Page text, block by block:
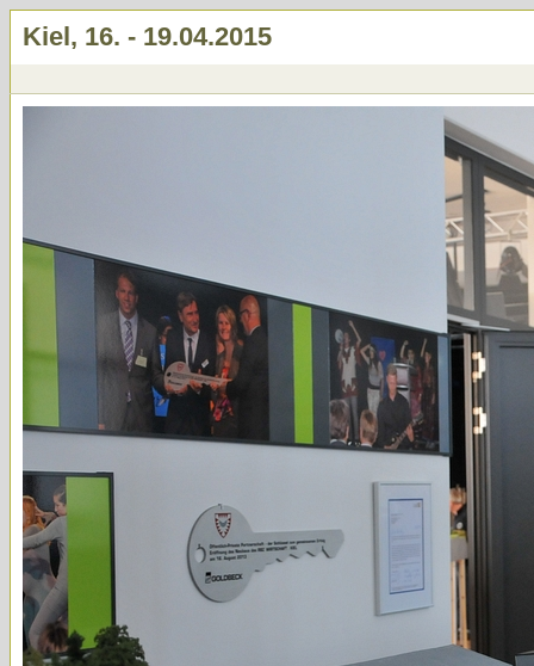
Kiel, 16. - 19.04.2015